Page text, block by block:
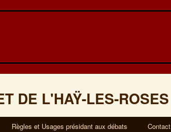
DE L'HAŸ-LES-ROSES
Règles et Usages présidant aux débats Contact